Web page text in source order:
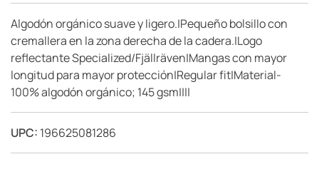
Algodón orgánico suave y ligero.|Pequeño bolsillo con
cremallera en la zona derecha de la cadera.|Logo
reflectante Specialized/Fjällräven|Mangas con mayor
longitud para mayor protección|Regular fit|Material-
100% algodón orgánico; 145 gsm||||
UPC: 196625081286